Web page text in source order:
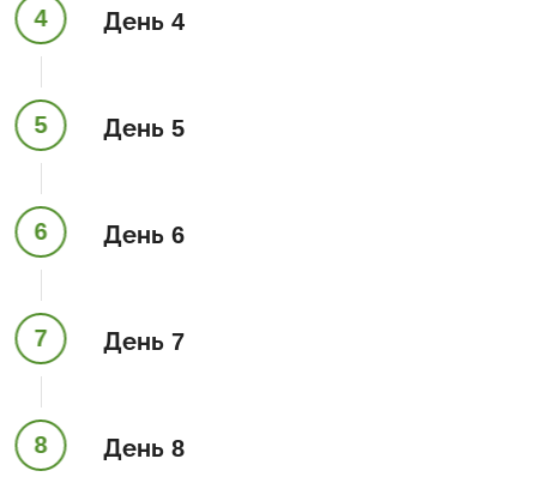
4 День 4
5 День 5
6 День 6
7 День 7
8 День 8